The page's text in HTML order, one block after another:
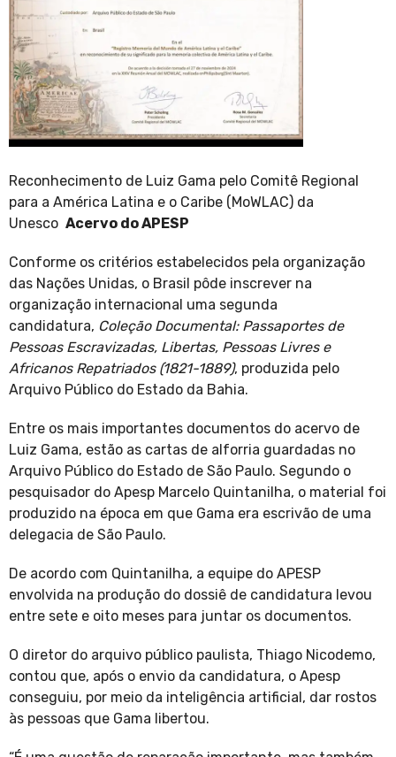
Reconhecimento de Luiz Gama pelo Comitê Regional
para a América Latina e o Caribe (MoWLAC) da
Unesco Acervo do APESP
Conforme os critérios estabelecidos pela organização
das Nações Unidas, o Brasil pôde inscrever na
organização internacional uma segunda
candidatura, Coleção Documental: Passaportes de
Pessoas Escravizadas, Libertas, Pessoas Livres e
Africanos Repatriados (1821-1889), produzida pelo
Arquivo Público do Estado da Bahia.
Entre os mais importantes documentos do acervo de
Luiz Gama, estão as cartas de alforria guardadas no
Arquivo Público do Estado de São Paulo. Segundo o
pesquisador do Apesp Marcelo Quintanilha, o material foi
produzido na época em que Gama era escrivão de uma
delegacia de São Paulo.
De acordo com Quintanilha, a equipe do APESP
envolvida na produção do dossiê de candidatura levou
entre sete e oito meses para juntar os documentos.
O diretor do arquivo público paulista, Thiago Nicodemo,
contou que, após o envio da candidatura, o Apesp
conseguiu, por meio da inteligência artificial, dar rostos
às pessoas que Gama libertou.